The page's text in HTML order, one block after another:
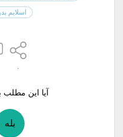
اسلایم
۰
آیا این مطلب
بله